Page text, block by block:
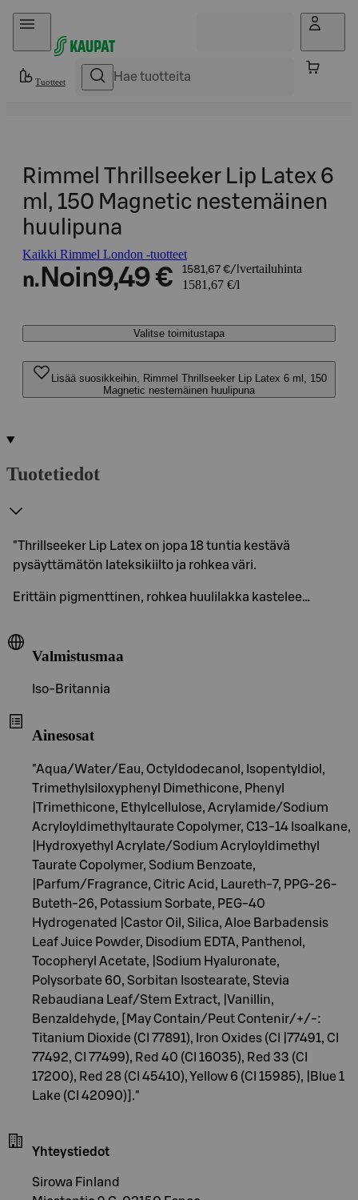
Hyppää sisältöön
Tuotteet
Rimmel Thrillseeker Lip Latex 6
ml, 150 Magnetic nestemäinen
huulipuna
Kaikki Rimmel London -tuotteet
n. Noin9,49 € 1581,67 €/l vertailuhinta
1581,67 €/l
Valitse toimitustapa
Lisää suosikkeihin, Rimmel Thrillseeker Lip Latex 6 ml, 150
Magnetic nestemäinen huulipuna
Tuotetiedot
"Thrillseeker Lip Latex on jopa 18 tuntia kestävä
pysäyttämätön lateksikiilto ja rohkea väri.
Erittäin pigmenttinen, rohkea huulilakka kastelee…
Valmistusmaa
Iso-Britannia
Ainesosat
"Aqua/Water/Eau, Octyldodecanol, Isopentyldiol,
Trimethylsiloxyphenyl Dimethicone, Phenyl
|Trimethicone, Ethylcellulose, Acrylamide/Sodium
Acryloyldimethyltaurate Copolymer, C13-14 Isoalkane,
|Hydroxyethyl Acrylate/Sodium Acryloyldimethyl
Taurate Copolymer, Sodium Benzoate,
|Parfum/Fragrance, Citric Acid, Laureth-7, PPG-26-
Buteth-26, Potassium Sorbate, PEG-40
Hydrogenated |Castor Oil, Silica, Aloe Barbadensis
Leaf Juice Powder, Disodium EDTA, Panthenol,
Tocopheryl Acetate, |Sodium Hyaluronate,
Polysorbate 60, Sorbitan Isostearate, Stevia
Rebaudiana Leaf/Stem Extract, |Vanillin,
Benzaldehyde, [May Contain/Peut Contenir/+/-:
Titanium Dioxide (CI 77891), Iron Oxides (CI |77491, CI
77492, CI 77499), Red 40 (CI 16035), Red 33 (CI
17200), Red 28 (CI 45410), Yellow 6 (CI 15985), |Blue 1
Lake (CI 42090)]."
Yhteystiedot
Sirowa Finland